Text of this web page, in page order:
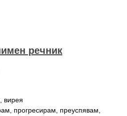
речник
вирея
прогресирам, преуспявам,